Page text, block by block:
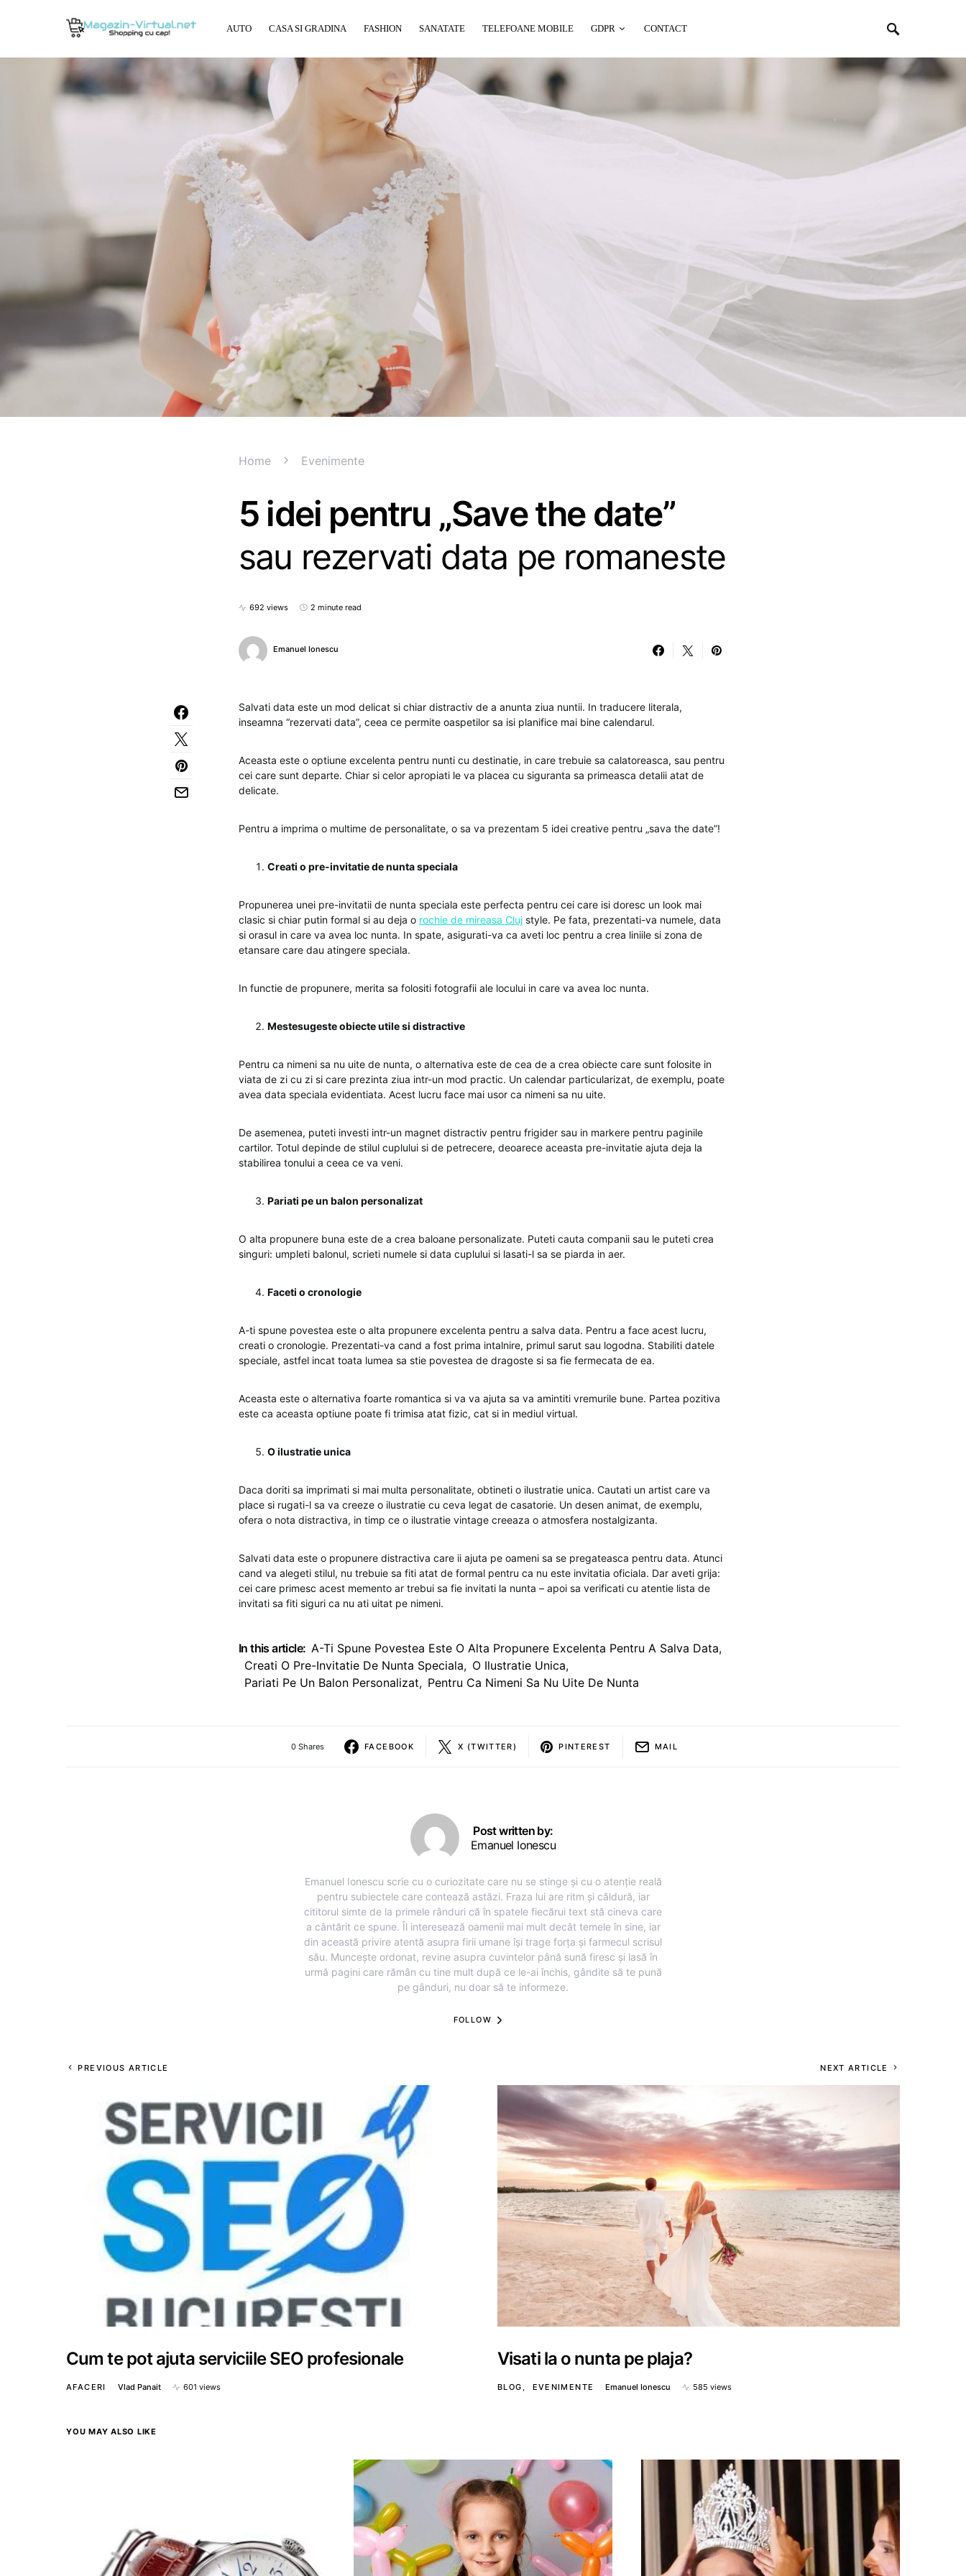
AUTO CASA SI GRADINA FASHION SANATATE TELEFOANE MOBILE GDPR CONTACT
Home Evenimente
5 idei pentru „Save the date”
sau rezervati data pe romaneste
692 views 2 minute read
Emanuel Ionescu
Salvati data este un mod delicat si chiar distractiv de a anunta ziua nuntii. In traducere literala,
inseamna “rezervati data”, ceea ce permite oaspetilor sa isi planifice mai bine calendarul.
Aceasta este o optiune excelenta pentru nunti cu destinatie, in care trebuie sa calatoreasca, sau pentru
cei care sunt departe. Chiar si celor apropiati le va placea cu siguranta sa primeasca detalii atat de
delicate.
Pentru a imprima o multime de personalitate, o sa va prezentam 5 idei creative pentru „sava the date”!
Creati o pre-invitatie de nunta speciala
Propunerea unei pre-invitatii de nunta speciala este perfecta pentru cei care isi doresc un look mai
clasic si chiar putin formal si au deja o rochie de mireasa Cluj style. Pe fata, prezentati-va numele, data
si orasul in care va avea loc nunta. In spate, asigurati-va ca aveti loc pentru a crea liniile si zona de
etansare care dau atingere speciala.
In functie de propunere, merita sa folositi fotografii ale locului in care va avea loc nunta.
Mestesugeste obiecte utile si distractive
Pentru ca nimeni sa nu uite de nunta, o alternativa este de cea de a crea obiecte care sunt folosite in
viata de zi cu zi si care prezinta ziua intr-un mod practic. Un calendar particularizat, de exemplu, poate
avea data speciala evidentiata. Acest lucru face mai usor ca nimeni sa nu uite.
De asemenea, puteti investi intr-un magnet distractiv pentru frigider sau in markere pentru paginile
cartilor. Totul depinde de stilul cuplului si de petrecere, deoarece aceasta pre-invitatie ajuta deja la
stabilirea tonului a ceea ce va veni.
Pariati pe un balon personalizat
O alta propunere buna este de a crea baloane personalizate. Puteti cauta companii sau le puteti crea
singuri: umpleti balonul, scrieti numele si data cuplului si lasati-l sa se piarda in aer.
Faceti o cronologie
A-ti spune povestea este o alta propunere excelenta pentru a salva data. Pentru a face acest lucru,
creati o cronologie. Prezentati-va cand a fost prima intalnire, primul sarut sau logodna. Stabiliti datele
speciale, astfel incat toata lumea sa stie povestea de dragoste si sa fie fermecata de ea.
Aceasta este o alternativa foarte romantica si va va ajuta sa va amintiti vremurile bune. Partea pozitiva
este ca aceasta optiune poate fi trimisa atat fizic, cat si in mediul virtual.
O ilustratie unica
Daca doriti sa imprimati si mai multa personalitate, obtineti o ilustratie unica. Cautati un artist care va
place si rugati-l sa va creeze o ilustratie cu ceva legat de casatorie. Un desen animat, de exemplu,
ofera o nota distractiva, in timp ce o ilustratie vintage creeaza o atmosfera nostalgizanta.
Salvati data este o propunere distractiva care ii ajuta pe oameni sa se pregateasca pentru data. Atunci
cand va alegeti stilul, nu trebuie sa fiti atat de formal pentru ca nu este invitatia oficiala. Dar aveti grija:
cei care primesc acest memento ar trebui sa fie invitati la nunta – apoi sa verificati cu atentie lista de
invitati sa fiti siguri ca nu ati uitat pe nimeni.
In this article: A-Ti Spune Povestea Este O Alta Propunere Excelenta Pentru A Salva Data,
Creati O Pre-Invitatie De Nunta Speciala, O Ilustratie Unica,
Pariati Pe Un Balon Personalizat, Pentru Ca Nimeni Sa Nu Uite De Nunta
0 Shares FACEBOOK X (TWITTER) PINTEREST MAIL
Post written by:
Emanuel Ionescu
Emanuel Ionescu scrie cu o curiozitate care nu se stinge și cu o atenție reală
pentru subiectele care contează astăzi. Fraza lui are ritm și căldură, iar
cititorul simte de la primele rânduri că în spatele fiecărui text stă cineva care
a cântărit ce spune. Îl interesează oamenii mai mult decât temele în sine, iar
din această privire atentă asupra firii umane își trage forța și farmecul scrisul
său. Muncește ordonat, revine asupra cuvintelor până sună firesc și lasă în
urmă pagini care rămân cu tine mult după ce le-ai închis, gândite să te pună
pe gânduri, nu doar să te informeze.
FOLLOW
PREVIOUS ARTICLE
Cum te pot ajuta serviciile SEO profesionale
AFACERI Vlad Panait 601 views
NEXT ARTICLE
Visati la o nunta pe plaja?
BLOG EVENIMENTE Emanuel Ionescu 585 views
YOU MAY ALSO LIKE